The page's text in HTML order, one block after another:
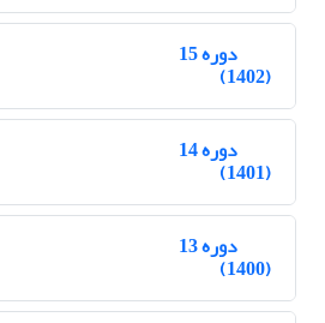
دوره 15
(1402)
دوره 14
(1401)
دوره 13
(1400)